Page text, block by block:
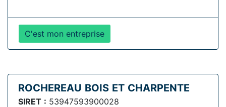
C'est mon entreprise
ROCHEREAU BOIS ET CHARPENTE
SIRET : 53947593900028